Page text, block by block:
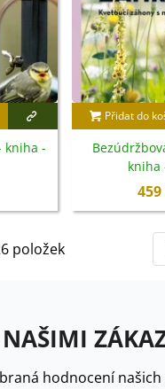
kniha -
Přidat do
kniha
459
položek
hodnocení našich